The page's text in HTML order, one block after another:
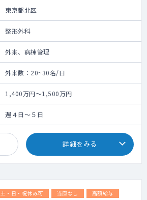
東京都北区
整形外科
外来、病棟管理
外来数：20~30名/日
1,400万円～1,500万円
週４日～５日
詳細をみる
土・日・祝休み可 当直なし
高額給与